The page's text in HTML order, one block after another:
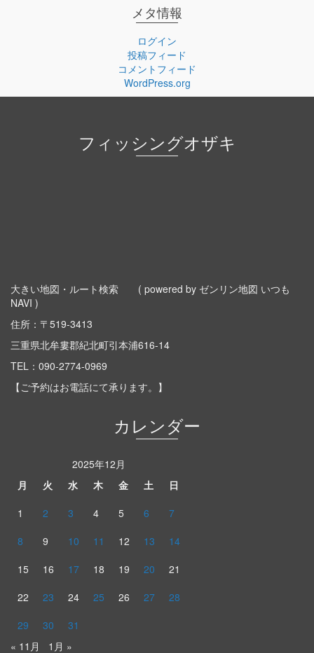
メタ情報
ログイン
投稿フィード
コメントフィード
WordPress.org
フィッシングオザキ
大きい地図・ルート検索
( powered by ゼンリン地図 いつも
NAVI )
住所：〒519-3413
三重県北牟婁郡紀北町引本浦616-14
TEL： 090-2774-0969
【ご予約はお電話にて承ります。】
カレンダー
2025年12月
月
火 水 木 金 土
日
1
2 3 4 5 6
7
8
9 10 11 12 13
14
15
16 17 18 19 20
21
22
23 24 25 26 27
28
29
30
31
« 11月
1月 »